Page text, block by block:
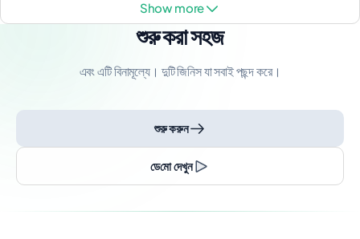
show more
শুরু করা সহজ
এবং এটি বিনামূল্যে। দুটি জিনিস যা সবাই পছন্দ করে।
শুরু করুন
ডেমো দেখুন